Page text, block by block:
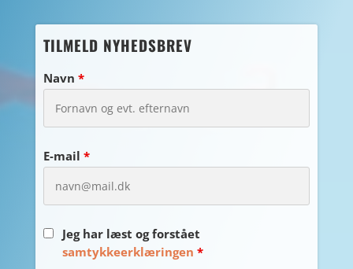
TILMELD NYHEDSBREV
Navn *
E-mail *
Jeg har læst og forstået
samtykkeerklæringen *